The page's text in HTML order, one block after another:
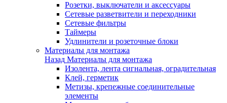
Розетки, выключатели и аксессуары
Сетевые разветвители и переходники
Сетевые фильтры
Таймеры
Удлинители и розеточные блоки
Материалы для монтажа
Назад Материалы для монтажа
Изолента, лента сигнальная, оградительная
Клей, герметик
Метизы, крепежные соединительные
элементы